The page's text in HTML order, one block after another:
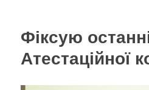
Фіксую
Атестаційної